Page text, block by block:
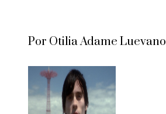
Por Otilia Adame Luevano